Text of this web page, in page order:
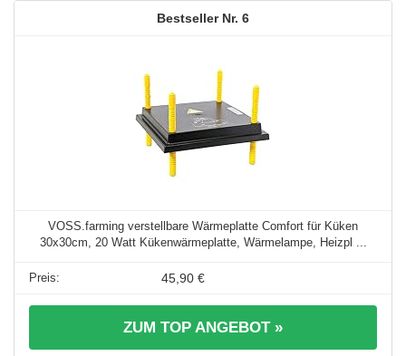
6
VOSS.farming verstellbare Wärmeplatte Comfort für Küken
30x30cm, 20 Watt Kükenwärmeplatte, Wärmelampe, Heizpl ...
45,90 €
ZUM TOP ANGEBOT »